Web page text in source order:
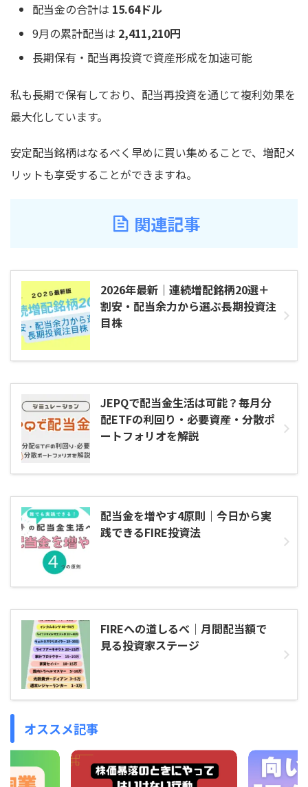
配当金の合計は 15.64ドル
9月の累計配当は 2,411,210円
長期保有・配当再投資で資産形成を加速可能
私も長期で保有しており、配当再投資を通じて複利効果を
最大化しています。
安定配当銘柄はなるべく早めに買い集めることで、増配メ
リットも享受することができますね。
関連記事
2026年最新｜連続増配銘柄20選＋
割安・配当余力から選ぶ長期投資注
目株
JEPQで配当金生活は可能？毎月分
配ETFの利回り・必要資産・分散ポ
ートフォリオを解説
配当金を増やす4原則｜今日から実
践できるFIRE投資法
FIREへの道しるべ｜月間配当額で
見る投資家ステージ
オススメ記事